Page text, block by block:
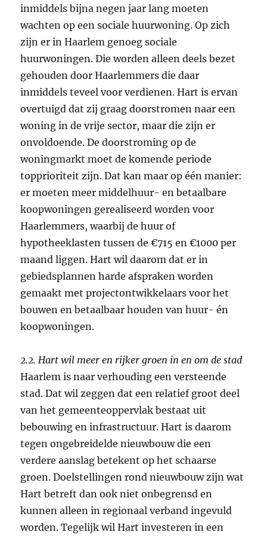
inmiddels bijna negen jaar lang moeten
wachten op een sociale huurwoning. Op zich
zijn er in Haarlem genoeg sociale
huurwoningen. Die worden alleen deels bezet
gehouden door Haarlemmers die daar
inmiddels teveel voor verdienen. Hart is ervan
overtuigd dat zij graag doorstromen naar een
woning in de vrije sector, maar die zijn er
onvoldoende. De doorstroming op de
woningmarkt moet de komende periode
topprioriteit zijn. Dat kan maar op één manier:
er moeten meer middelhuur- en betaalbare
koopwoningen gerealiseerd worden voor
Haarlemmers, waarbij de huur of
hypotheeklasten tussen de €715 en €1000 per
maand liggen. Hart wil daarom dat er in
gebiedsplannen harde afspraken worden
gemaakt met projectontwikkelaars voor het
bouwen en betaalbaar houden van huur- én
koopwoningen.
2.2. Hart wil meer en rijker groen in en om de stad
Haarlem is naar verhouding een versteende
stad. Dat wil zeggen dat een relatief groot deel
van het gemeenteoppervlak bestaat uit
bebouwing en infrastructuur. Hart is daarom
tegen ongebreidelde nieuwbouw die een
verdere aanslag betekent op het schaarse
groen. Doelstellingen rond nieuwbouw zijn wat
Hart betreft dan ook niet onbegrensd en
kunnen alleen in regionaal verband ingevuld
worden. Tegelijk wil Hart investeren in een